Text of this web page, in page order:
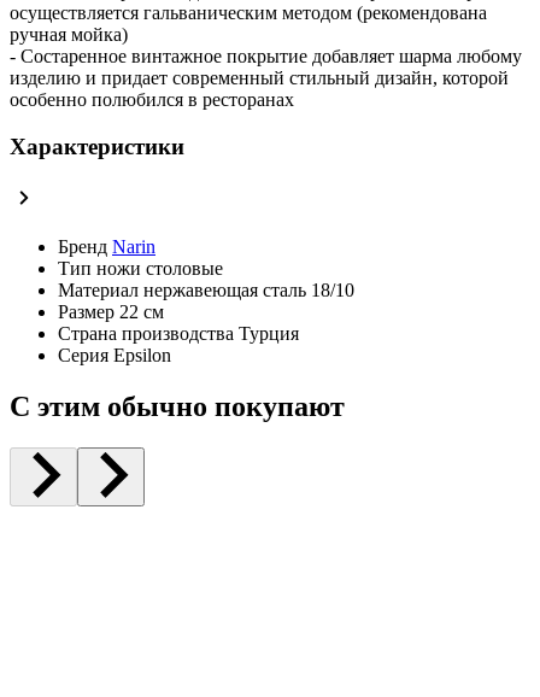
осуществляется гальваническим методом (рекомендована
ручная мойка)
- Состаренное винтажное покрытие добавляет шарма любому
изделию и придает современный стильный дизайн, которой
особенно полюбился в ресторанах
Характеристики
Бренд Narin
Тип ножи столовые
Материал нержавеющая сталь 18/10
Размер 22 см
Страна производства Турция
Серия Epsilon
С этим обычно покупают